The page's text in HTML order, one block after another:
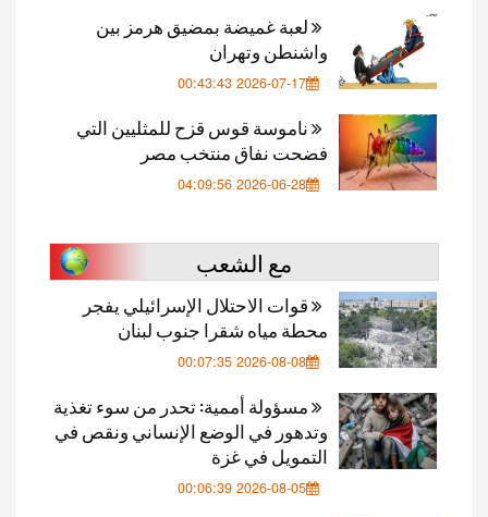
لعبة غميضة بمضيق هرمز بين
واشنطن وتهران
2026-07-17 00:43:43
ناموسة قوس قزح للمثليين التي
فضحت نفاق منتخب مصر
2026-06-28 04:09:56
مع الشعب
قوات الاحتلال الإسرائيلي يفجر
محطة مياه شقرا جنوب لبنان
2026-08-08 00:07:35
مسؤولة أممية: تحدر من سوء تغذية
وتدهور في الوضع الإنساني ونقص في
التمويل في غزة
2026-08-05 00:06:39